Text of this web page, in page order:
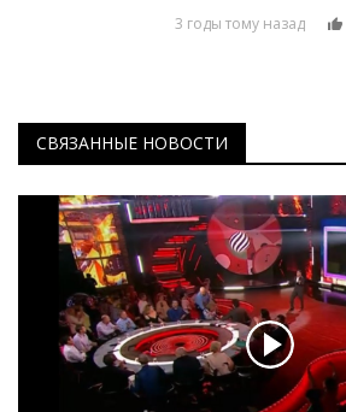
3 годы тому назад
СВЯЗАННЫЕ НОВОСТИ